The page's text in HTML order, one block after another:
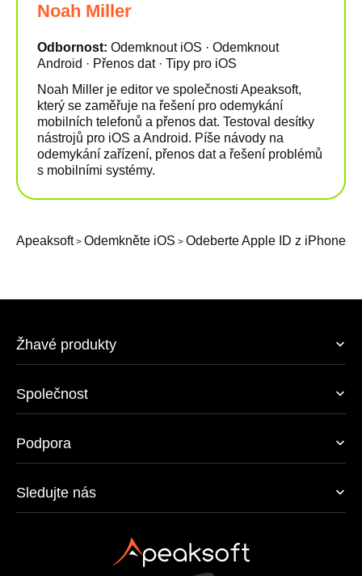
Noah Miller
Odbornost: Odemknout iOS · Odemknout
Android · Přenos dat · Tipy pro iOS
Noah Miller je editor ve společnosti Apeaksoft,
který se zaměřuje na řešení pro odemykání
mobilních telefonů a přenos dat. Testoval desítky
nástrojů pro iOS a Android. Píše návody na
odemykání zařízení, přenos dat a řešení problémů
s mobilními systémy.
Apeaksoft> Odemkněte iOS > Odeberte Apple ID z iPhone
Žhavé produkty
Společnost
Podpora
Sledujte nás